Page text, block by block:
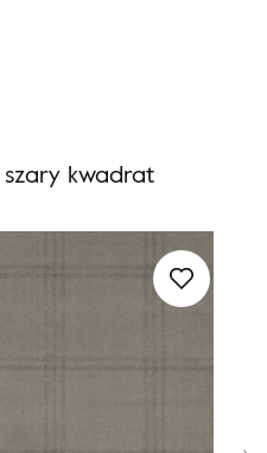
szary kwadrat